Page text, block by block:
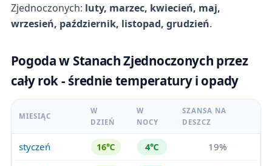
Zjednoczonych: luty, marzec, kwiecień, maj,
wrzesień, październik, listopad, grudzień.
Pogoda w Stanach Zjednoczonych przez
cały rok - średnie temperatury i opady
MIESIĄC
W
DZIEŃ
W
NOCY
SZANSA NA
DESZCZ
styczeń 16℃ 4℃ 19%